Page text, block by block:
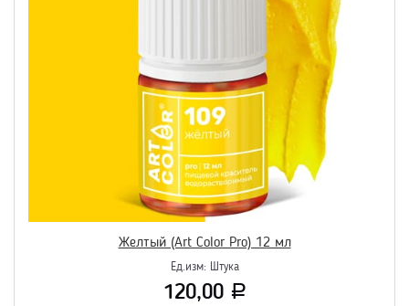
Желтый (Art Color Pro) 12 мл
Ед.изм: Штука
120,00 Р